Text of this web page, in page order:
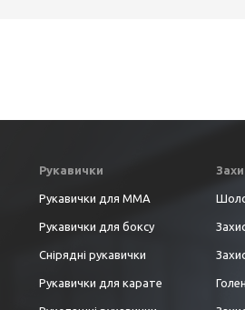
Рукавички
Рукавички для ММА
Рукавички для боксу
Снірядні рукавички
Рукавички для карате